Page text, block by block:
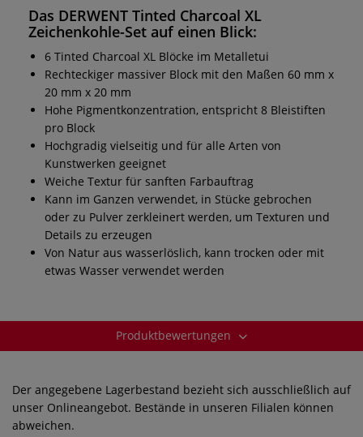
Das DERWENT Tinted Charcoal XL
Zeichenkohle-Set auf einen Blick:
6 Tinted Charcoal XL Blöcke im Metalletui
Rechteckiger massiver Block mit den Maßen 60 mm x
20 mm x 20 mm
Hohe Pigmentkonzentration, entspricht 8 Bleistiften
pro Block
Hochgradig vielseitig und für alle Arten von
Kunstwerken geeignet
Weiche Textur für sanften Farbauftrag
Kann im Ganzen verwendet, in Stücke gebrochen
oder zu Pulver zerkleinert werden, um Texturen und
Details zu erzeugen
Von Natur aus wasserlöslich, kann trocken oder mit
etwas Wasser verwendet werden
Produktbewertungen
Der angegebene Lagerbestand bezieht sich ausschließlich auf
unser Onlineangebot. Bestände in unseren Filialen können
abweichen.